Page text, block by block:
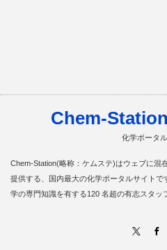
Chem-
化学ポータ
Chem-Station(略称：ケムステ)はウェブに混
提供する、国内最大の化学ポータルサイト
学の専門知識を有する120 名超の有志スタッ